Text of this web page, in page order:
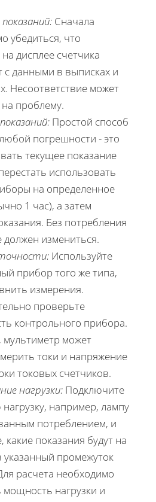
Сначала
убедиться, что
дисплее счетчика
с данными в выписках и
Несоответствие может
проблему.
Простой способ
погрешности - это
текущее показание
использовать
на определенное
1 час), а затем
Без потребления
должен измениться.
Используйте
прибор того же типа,
измерения.
проверьте
контрольного прибора.
может
токи и напряжение
токовых счетчиков.
нагрузки: Подключите
например, лампу
потреблением, и
какие показания будут на
указанный промежуток
расчета необходимо
мощность нагрузки и